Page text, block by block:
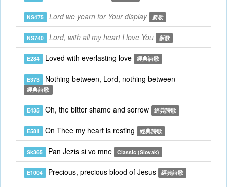
NS475 Lord we yearn for Your display 新歌
NS740 Lord, with all my heart I love You 新歌
E284 Loved with everlasting love 經典詩歌
E373 Nothing between, Lord, nothing between
經典詩歌
E435 Oh, the bitter shame and sorrow 經典詩歌
E581 On Thee my heart is resting 經典詩歌
Sk365 Pan Jezis si vo mne Classic (Slovak)
E1004 Precious, precious blood of Jesus 經典詩歌